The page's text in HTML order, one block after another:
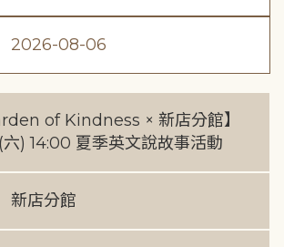
2026-08-06
of Kindness × 新店分館】
) 14:00 夏季英文說故事活動
新店分館